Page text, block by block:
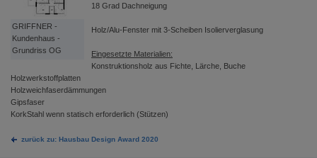
GRIFFNER -
Kundenhaus -
Grundriss OG
18 Grad Dachneigung
Holz/Alu-Fenster mit 3-Scheiben Isolierverglasung
Eingesetzte Materialien:
Konstruktionsholz aus Fichte, Lärche, Buche
Holzwerkstoffplatten
Holzweichfaserdämmungen
Gipsfaser
KorkStahl wenn statisch erforderlich (Stützen)
zurück zu: Hausbau Design Award 2020